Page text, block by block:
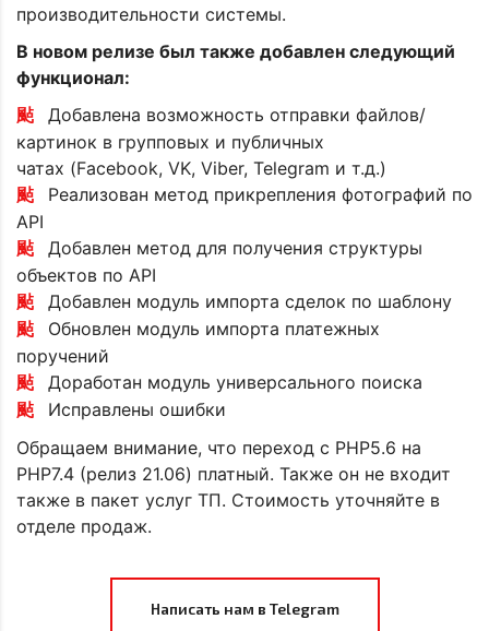
производительности системы.
В новом релизе был также добавлен следующий
функционал:
Добавлена возможность отправки файлов/
картинок в групповых и публичных
чатах (Facebook, VK, Viber, Telegram и т.д.)
Реализован метод прикрепления фотографий по
API
Добавлен метод для получения структуры
объектов по API
Добавлен модуль импорта сделок по шаблону
Обновлен модуль импорта платежных
поручений
Доработан модуль универсального поиска
Исправлены ошибки
Обращаем внимание, что переход с PHP5.6 на
PHP7.4 (релиз 21.06) платный. Также он не входит
также в пакет услуг ТП. Стоимость уточняйте в
отделе продаж.
Написать нам в Telegram